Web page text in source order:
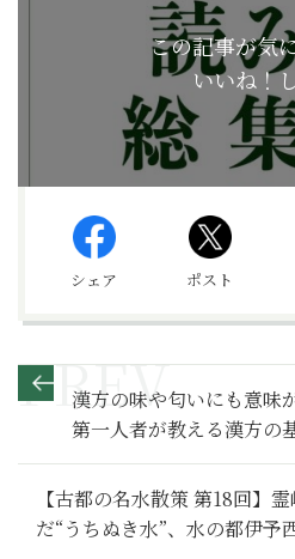
この記事が気
いいね！
シェア ポスト
漢方の味や匂いにも意味
第一人者が教える漢方の
【古都の名水散策 第18回】
だ“うちぬき水”、水の都伊予